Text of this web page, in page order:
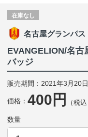
在庫なし
名古屋グランパス
EVANGELION/名
バッジ
販売期間：2021年3月20
価格： 400円 （税込
数量